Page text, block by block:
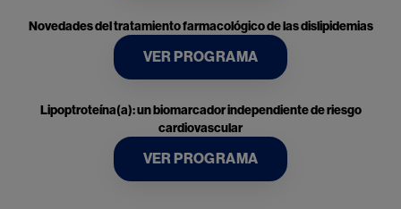
Novedades del tratamiento farmacológico de las dislipidemias
VER PROGRAMA
Lipoptroteína(a): un biomarcador independiente de riesgo
cardiovascular
VER PROGRAMA